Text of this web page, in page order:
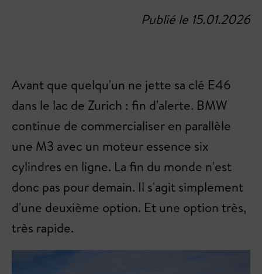
Publié le 15.01.2026
Avant que quelqu'un ne jette sa clé E46
dans le lac de Zurich : fin d'alerte. BMW
continue de commercialiser en parallèle
une M3 avec un moteur essence six
cylindres en ligne. La fin du monde n'est
donc pas pour demain. Il s'agit simplement
d'une deuxième option. Et une option très,
très rapide.